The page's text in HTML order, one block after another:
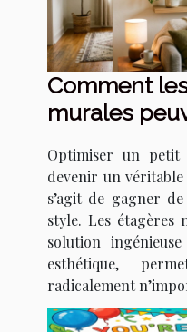
Comment
murales
Optimiser un petit
devenir un
s’agit de gagner
style. Les étagères
solution
esthétique,
radicalement